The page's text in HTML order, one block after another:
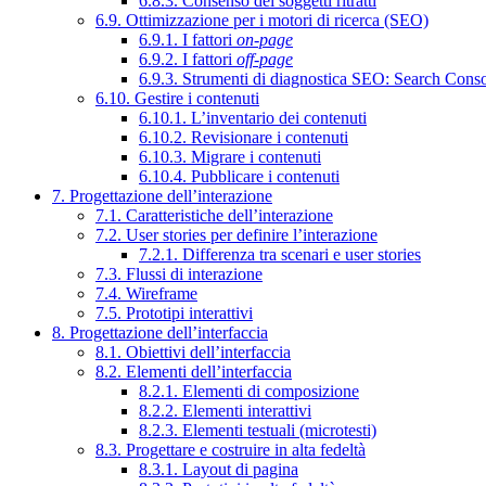
6.9. Ottimizzazione per i motori di ricerca (SEO)
6.9.1. I fattori on-page
6.9.2. I fattori off-page
6.9.3. Strumenti di diagnostica SEO: Search
6.10. Gestire i contenuti
6.10.1. L’inventario dei contenuti
6.10.2. Revisionare i contenuti
6.10.3. Migrare i contenuti
6.10.4. Pubblicare i contenuti
7. Progettazione dell’interazione
7.1. Caratteristiche dell’interazione
7.2. User stories per definire l’interazione
7.2.1. Differenza tra scenari e user stories
7.3. Flussi di interazione
7.4. Wireframe
7.5. Prototipi interattivi
8. Progettazione dell’interfaccia
8.1. Obiettivi dell’interfaccia
8.2. Elementi dell’interfaccia
8.2.1. Elementi di composizione
8.2.2. Elementi interattivi
8.2.3. Elementi testuali (microtesti)
8.3. Progettare e costruire in alta fedeltà
8.3.1. Layout di pagina